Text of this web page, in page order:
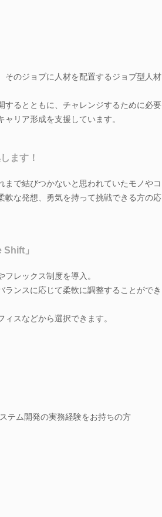
そのジョブに人材を配置するジョブ型人材
するとともに、チャレンジするために必要
リア形成を支援しています。
ます！
で結びつかないと思われていたモノやコ
軟な発想、勇気を持って挑戦できる方の応
」
レックス制度を導入。
ンスに応じて柔軟に調整することができ
スなどから選択できます。
テム開発の実務経験をお持ちの方